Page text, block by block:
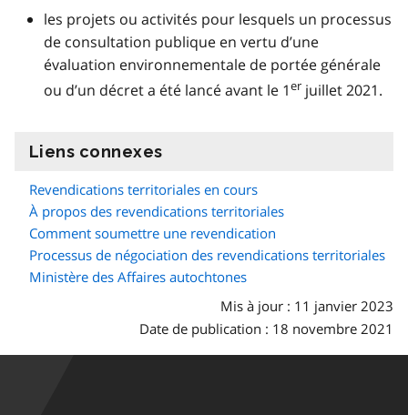
les projets ou activités pour lesquels un processus
de consultation publique en vertu d’une
évaluation environnementale de portée générale
ou d’un décret a été lancé avant le 1er juillet 2021.
Liens connexes
Revendications territoriales en cours
À propos des revendications territoriales
Comment soumettre une revendication
Processus de négociation des revendications territoriales
Ministère des Affaires autochtones
Mis à jour : 11 janvier 2023
Date de publication : 18 novembre 2021